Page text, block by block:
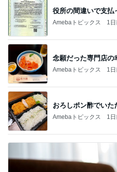
役所の間違いで支払
Amebaトピックス 1
念願だった専門店の
Amebaトピックス 1
おろしポン酢でいた
Amebaトピックス 1